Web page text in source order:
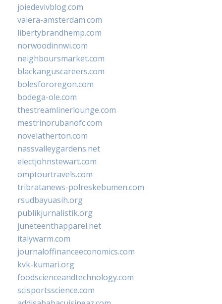
joiedevivblog.com
valera-amsterdam.com
libertybrandhemp.com
norwoodinnwi.com
neighboursmarket.com
blackanguscareers.com
bolesfororegon.com
bodega-ole.com
thestreamlinerlounge.com
mestrinorubanofc.com
novelatherton.com
nassvalleygardens.net
electjohnstewart.com
omptourtravels.com
tribratanews-polreskebumen.com
rsudbayuasih.org
publikjurnalistik.org
juneteenthapparel.net
italywarm.com
journaloffinanceeconomics.com
kvk-kumari.org
foodscienceandtechnology.com
scisportsscience.com